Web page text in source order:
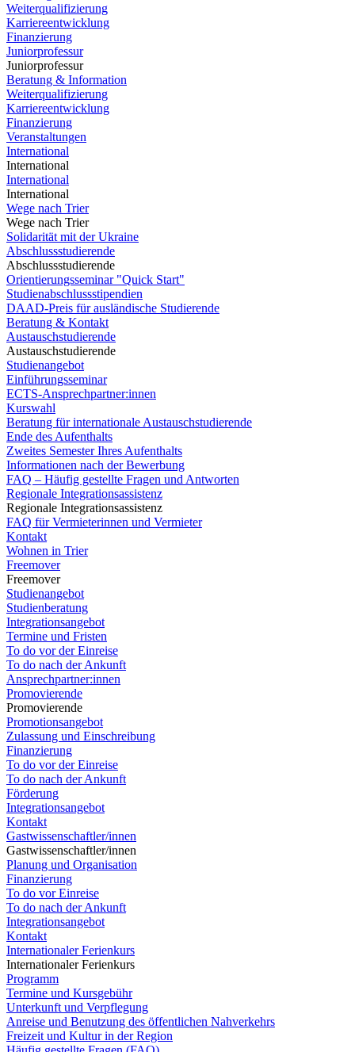
Weiterqualifizierung
Karriereentwicklung
Finanzierung
Juniorprofessur
Juniorprofessur
Beratung & Information
Weiterqualifizierung
Karriereentwicklung
Finanzierung
Veranstaltungen
International
International
International
International
Wege nach Trier
Wege nach Trier
Solidarität mit der Ukraine
Abschlussstudierende
Abschlussstudierende
Orientierungsseminar "Quick Start"
Studienabschlussstipendien
DAAD-Preis für ausländische Studierende
Beratung & Kontakt
Austauschstudierende
Austauschstudierende
Studienangebot
Einführungsseminar
ECTS-Ansprechpartner:innen
Kurswahl
Beratung für internationale Austauschstudierende
Ende des Aufenthalts
Zweites Semester Ihres Aufenthalts
Informationen nach der Bewerbung
FAQ – Häufig gestellte Fragen und Antworten
Regionale Integrationsassistenz
Regionale Integrationsassistenz
FAQ für Vermieterinnen und Vermieter
Kontakt
Wohnen in Trier
Freemover
Freemover
Studienangebot
Studienberatung
Integrationsangebot
Termine und Fristen
To do vor der Einreise
To do nach der Ankunft
Ansprechpartner:innen
Promovierende
Promovierende
Promotionsangebot
Zulassung und Einschreibung
Finanzierung
To do vor der Einreise
To do nach der Ankunft
Förderung
Integrationsangebot
Kontakt
Gastwissenschaftler/innen
Gastwissenschaftler/innen
Planung und Organisation
Finanzierung
To do vor Einreise
To do nach der Ankunft
Integrationsangebot
Kontakt
Internationaler Ferienkurs
Internationaler Ferienkurs
Programm
Termine und Kursgebühr
Unterkunft und Verpflegung
Anreise und Benutzung des öffentlichen Nahverkehrs
Freizeit und Kultur in der Region